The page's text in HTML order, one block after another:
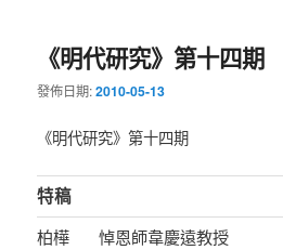
《明代研究》第十四期
發佈日期:2010-05-13
《明代研究》第十四期
特稿
柏樺 悼恩師韋慶遠教授